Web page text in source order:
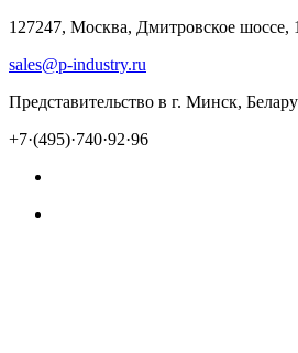
127247, Москва, Дмитровское шоссе,
sales@p-industry.ru
Представительство в г. Минск,
+7·(495)·740·92·96